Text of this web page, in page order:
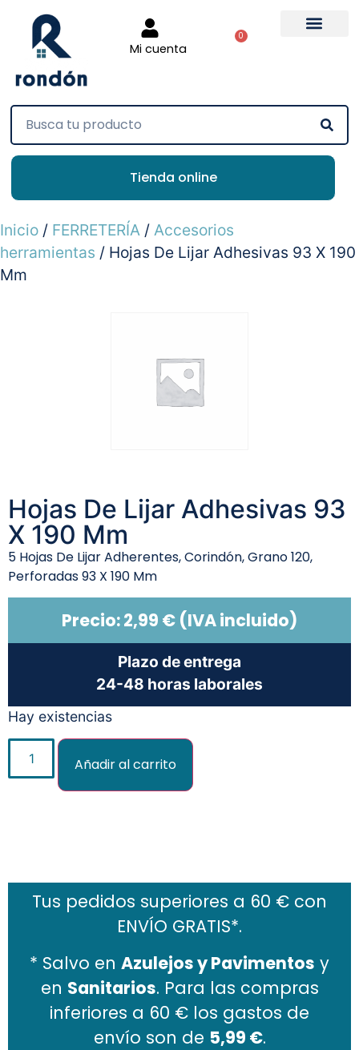
Mi cuenta
0
Tienda online
Inicio / FERRETERÍA / Accesorios
herramientas / Hojas De Lijar Adhesivas 93 X 190
Mm
Hojas De Lijar Adhesivas 93
X 190 Mm
5 Hojas De Lijar Adherentes, Corindón, Grano 120,
Perforadas 93 X 190 Mm
Precio:2,99 € (IVA incluido)
Plazo de entrega
24-48 horas laborales
Hay existencias
Añadir al carrito
Tus pedidos superiores a 60 € con
ENVÍO GRATIS*.
* Salvo en Azulejos y Pavimentos y
en Sanitarios. Para las compras
inferiores a 60 € los gastos de
envío son de 5,99 €.